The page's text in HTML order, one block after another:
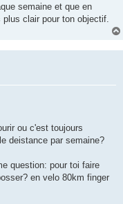
semaine et que en
clair pour ton objectif.
ou c'est toujours
deistance par semaine?
question: pour toi faire
en velo 80km finger